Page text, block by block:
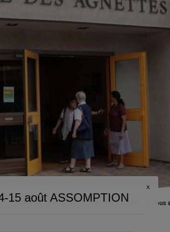
En allant ou en revenant de faire vos courses, de
15 août ASSOMPTION
x